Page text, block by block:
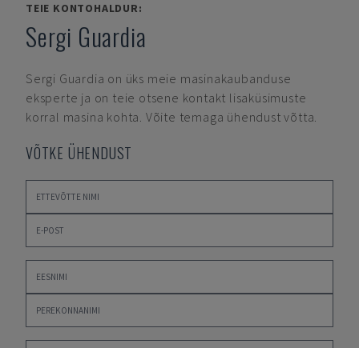
TEIE KONTOHALDUR:
Sergi Guardia
Sergi Guardia on üks meie masinakaubanduse
eksperte ja on teie otsene kontakt lisaküsimuste
korral masina kohta. Võite temaga ühendust võtta.
VÕTKE ÜHENDUST